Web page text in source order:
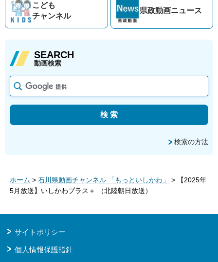
こども
チャンネル
県政動画ニュース
SEARCH
動画検索
検索の方法
ホーム > 石川県動画チャンネル 「もっといしかわ」
> 【2025年
5月放送】いしかわプラス＋ （北陸朝日放送）
サイトポリシー
個人情報保護指針